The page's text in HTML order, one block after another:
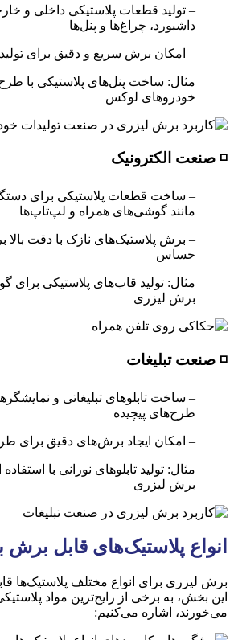
– تولید قطعات پلاستیکی داخلی و
داشبورد، چراغ‌ها و پنل‌ها
– امکان برش سریع و دقیق برای تولید
مثال: ساخت پنل‌های پلاستیکی با
خودروهای لوکس
◽ صنعت الکترونیک
– ساخت قطعات پلاستیکی برای
مانند گوشی‌های همراه و لپ‌تاپ‌ها
– برش پلاستیک‌های نازک با دقت بالا
حساس
مثال: تولید قاب‌های پلاستیکی برای
برش لیزری
◽ صنعت تبلیغات
– ساخت تابلوهای تبلیغاتی و
طرح‌های پیچیده
– امکان ایجاد برش‌های دقیق برای
مثال: تولید تابلوهای نورانی با
برش لیزری
انواع پلاستیک‌های قابل برش
برش لیزری برای انواع مختلف پلاستیک‌ها
این بخش، به برخی از رایج‌ترین مواد
می‌خورند، اشاره می‌کنیم: